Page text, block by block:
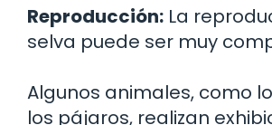
Reproducción: La
selva puede ser muy
Algunos animales, como
los pájaros, realizan